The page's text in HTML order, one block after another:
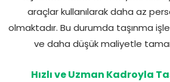
araçlar kullanılarak daha az
olmaktadır. Bu durumda taşınma
ve daha düşük maliyetle
Hızlı ve Uzman Kadroyla